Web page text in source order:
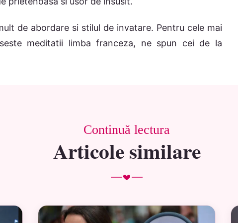
de abordare si stilul de invatare. Pentru cele mai
meditatii limba franceza, ne spun cei de la
Continuă lectura
Articole similare